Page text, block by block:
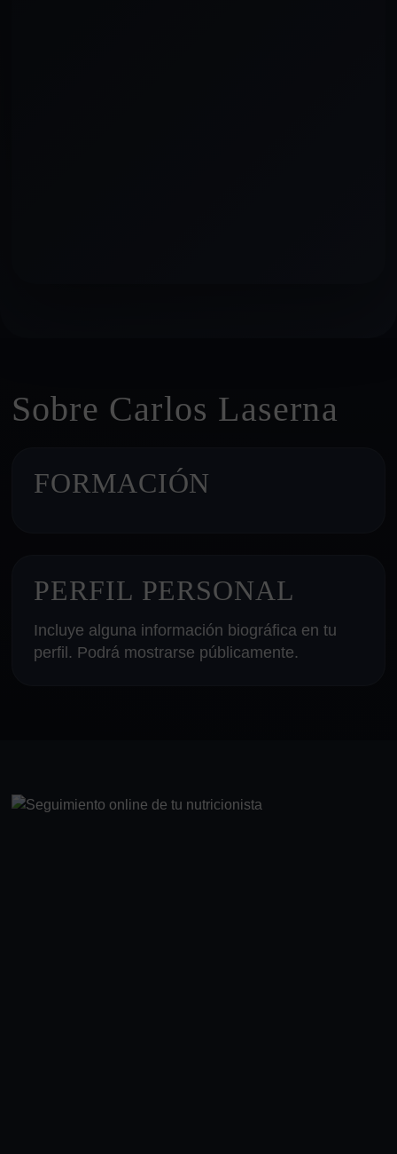
Sobre Carlos Laserna
FORMACIÓN
PERFIL PERSONAL
Incluye alguna información biográfica en tu
perfil. Podrá mostrarse públicamente.